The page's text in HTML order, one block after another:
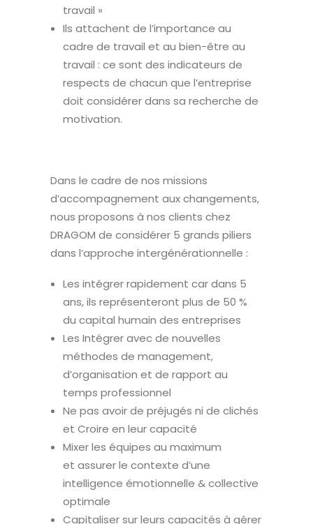
travail »
Ils attachent de l’importance au
cadre de travail et au bien-être au
travail : ce sont des indicateurs de
respects de chacun que l’entreprise
doit considérer dans sa recherche de
motivation.
Dans le cadre de nos missions
d’accompagnement aux changements,
nous proposons à nos clients chez
DRAGOM de considérer 5 grands piliers
dans l’approche intergénérationnelle :
Les intégrer rapidement car dans 5
ans, ils représenteront plus de 50 %
du capital humain des entreprises
Les Intégrer avec de nouvelles
méthodes de management,
d’organisation et de rapport au
temps professionnel
Ne pas avoir de préjugés ni de clichés
et Croire en leur capacité
Mixer les équipes au maximum
et assurer le contexte d’une
intelligence émotionnelle & collective
optimale
Capitaliser sur leurs capacités à gérer